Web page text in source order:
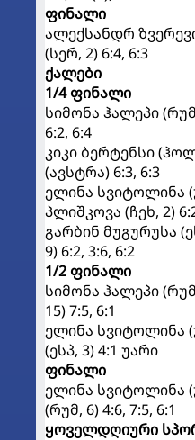
ფინალი
ალექსანდრ
(სერ, 2) 6:4, 6:3
ქალები
1/4 ფინალი
სიმონა ჰალეპი
6:2, 6:4
კიკი ბერტენსი
(ავსტრა) 6:3, 6:3
ელინა სვიტოლინა
პლიშკოვა (ჩეხ, 2)
გარბინ მუგურუსა
9) 6:2, 3:6, 6:2
1/2 ფინალი
სიმონა ჰალეპი
15) 7:5, 6:1
ელინა სვიტოლინა
(ესპ, 3) 4:1 უარი
ფინალი
ელინა სვიტოლინა
(რუმ, 6) 4:6, 7:5, 6:1
ყოველდღიური